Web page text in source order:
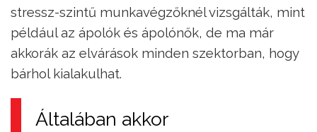
stressz-szintű munkavégzőknél vizsgálták, mint
például az ápolók és ápolónők, de ma már
akkorák az elvárások minden szektorban, hogy
bárhol kialakulhat.
Általában akkor